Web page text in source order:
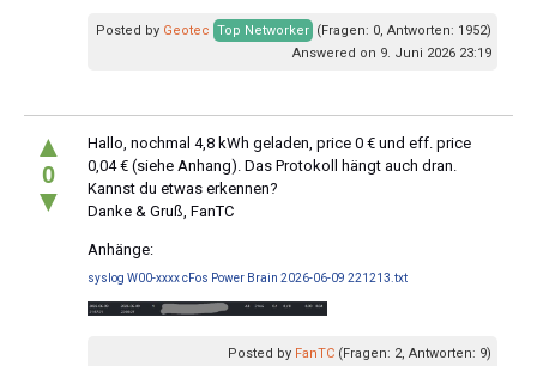
Posted by Geotec Top Networker (Fragen: 0, Antworten: 1952)
Answered on 9. Juni 2026 23:19
▲
0
▼
Hallo, nochmal 4,8 kWh geladen, price 0 € und eff. price
0,04 € (siehe Anhang). Das Protokoll hängt auch dran.
Kannst du etwas erkennen?
Danke & Gruß, FanTC
Anhänge:
syslog W00-xxxx cFos Power Brain 2026-06-09 221213.txt
Posted by FanTC (Fragen: 2, Antworten: 9)